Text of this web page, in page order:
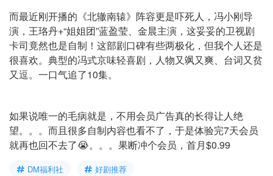
而最近刚开播的《北辙南辕》阵容更是吓死人，冯小刚导
演，王珞丹+“姐姐团”蓝盈莹、金晨主演，这妥妥的卫视剧
卡司竟然也是自制！这部剧口碑有些两极化，但我个人还是
很喜欢。典型的冯式京味轻喜剧，人物又飒又爽、台词又贫
又逗。一口气追了10集。
如果说唯一的毛病就是，不用会员广告真的长得让人绝
望。。。而且很多自制内容也看不了，于是体验完7天会员
就再也回不去了😭。。。果断冲个会员，首月$0.99
DM福利社
好剧推荐